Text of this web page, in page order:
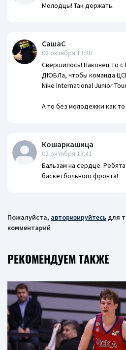
Молодцы! Так держать.
СашаС
02 октября 13:48
Свершилось! Наконец то
ДЮБЛа, чтобы команда
Nike International Junior
А то без молодежки как
Кошаркашица
02 октября 13:41
Бальзам на сердце.
баскетбольного фронта!
Пожалуйста, авторизируйтесь для
комментарий
РЕКОМЕНДУЕМ ТАКЖЕ